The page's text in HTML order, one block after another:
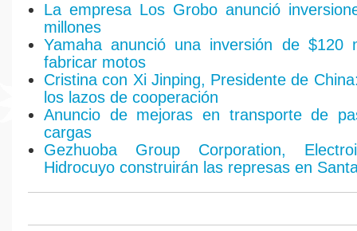
La empresa Los Grobo anunció
millones
Yamaha anunció una inversión de $120
fabricar motos
Cristina con Xi Jinping, Presidente de
los lazos de cooperación
Anuncio de mejoras en transporte de
cargas
Gezhuoba Group Corporation,
Hidrocuyo construirán las represas en